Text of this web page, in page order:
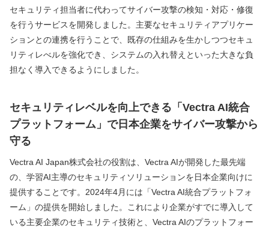
セキュリティ担当者に代わってサイバー攻撃の検知・対応・修復
を行うサービスを開発しました。主要なセキュリティアプリケー
ションとの連携を行うことで、既存の仕組みを生かしつつセキュ
リティレべルを強化でき、システムの入れ替えといった大きな負
担なく導入できるようにしました。
セキュリティレベルを向上できる「Vectra AI統合
プラットフォーム」で日本企業をサイバー攻撃から
守る
Vectra AI Japan株式会社の役割は、Vectra AIが開発した最先端
の、学習AI主導のセキュリティソリューションを日本企業向けに
提供することです。2024年4月には「Vectra AI統合プラットフォ
ーム」の提供を開始しました。これにより企業がすでに導入して
いる主要企業のセキュリティ技術と、Vectra AIのプラットフォー